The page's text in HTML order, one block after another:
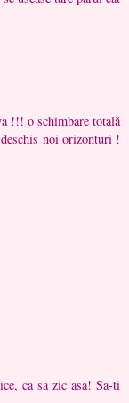
!!! o schimbare totală
noi orizonturi !
ca sa zic asa! Sa-ti